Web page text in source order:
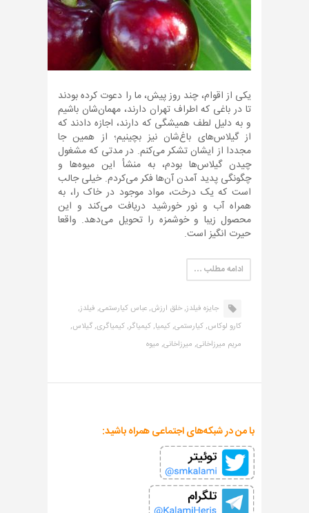
یکی از اقوام، چند روز پیش، ما را دعوت کرده بودند
تا در باغی که اطراف تهران دارند، مهمان‌شان باشیم
و به دلیل لطف همیشگی که دارند، اجازه دادند که
از گیلا‌س‌های باغ‌شان نیز بچینیم؛ از همین جا
مجددا از ایشان تشکر می‌کنم. در مدتی که مشغول
چیدن گیلاس‌ها بودم، به منشأ این میوه‌ها و
چگونگی پدید آمدن آن‌ها فکر می‌کردم. خیلی جالب
است که یک درخت، مواد موجود در خاک را، به
همراه آب و نور خورشید دریافت می‌کند و این
محصول زیبا و خوشمزه را تحویل می‌دهد. واقعا
حیرت انگیز است.
ادامه مطلب …
جایزه فیلدز,خلق ارزش,عباس کیارستمی, فیلدز,
کارو لوکاس,کیارستمی,کیمیا,کیمیاگر,کیمیاگری,گیلاس,
مریم میرزاخانی, میرزاخانی, میوه
با من در شبکه‌های اجتماعی همراه باشید: